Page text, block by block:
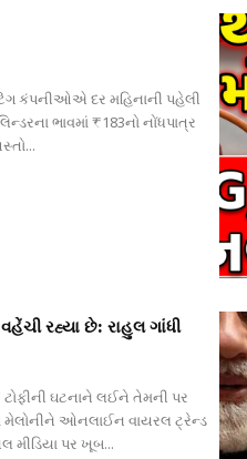
કંપનીઓએ દર મહિનાની પહેલી
ભાવમાં ₹183નો નોંધપાત્ર
રહ્યા છે: રાહુલ ગાંધી
ટોફીની ઘટનાને લઈને તેમની પર
મેલોનીને ઓનલાઈન વાયરલ ટ્રેન્ડ
મીડિયા પર ખૂબ...